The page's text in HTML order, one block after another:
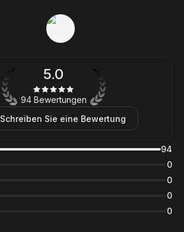
5.0
94 Bewertungen
Schreiben Sie eine Bewertung
94
0
0
0
0